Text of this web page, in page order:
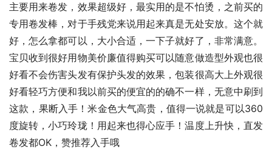
主要用来卷发，效果超级好，最实用的是不怕烫，之前买的
专用卷发棒，对于手残党来说用起来真是无处安放。这个就
好，怎么拿都可以，大小合适，一下子就好了，非常满意。
宝贝收到很好用物美价廉值得购买可以随意做造型外观也很
好看不会伤害头发有保护头发的效果，包装很高大上外观很
好看轻巧方便和我以前买的便宜的的确不一样，无意中刷到
这款，果断入手！米金色大气高贵，值得一说就是可以360
度旋转，小巧玲珑！用起来也得心应手！温度上升快，直发
卷发都OK，赞推荐入手哦